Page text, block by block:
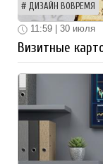
ДИЗАЙН ВОВРЕМЯ
11:59 | 30 июля
Визитные